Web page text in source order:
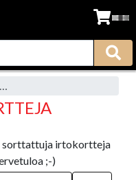
POKEMON IRTOKORTTEJA
sorttattuja irtokortteja
;-)